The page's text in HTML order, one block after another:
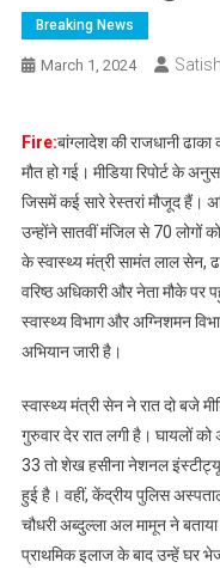
Breaking News
March 1, 2024
Fire:बांग्लादेश की राजधानी
मौत हो गई। मीडिया रिपोर्ट के
जिसमें कई सारे रेस्तरां मौजूद हैं।
उन्होंने सातवीं मंजिल से 70 लोगों
के स्वास्थ्य मंत्री सामंत लाल सेन,
वरिष्ठ अधिकारी और नेता मौके
स्वास्थ्य विभाग और अग्निशमन
अभियान जारी है।
स्वास्थ्य मंत्री सेन ने रात दो बजे
गुरुवार देर रात लगी है। घायलों
33 तो शेख हसीना नेशनल
हुई है। वहीं, केंद्रीय पुलिस
चौधरी अब्दुल्ला अल मामून ने
प्राथमिक इलाज के बाद उन्हें घर